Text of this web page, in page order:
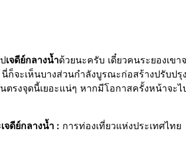
เจดีย์กลางน้ำด้วยนะครับ เดี๋ยวคนระยองเขา
ก็จะเห็นบางส่วนกำลังบูรณะก่อสร้างปรับป
รงจุดนี้เยอะแน่ๆ หากมีโอกาสครั้งหน้าจะ
ดีย์กลางน้ำ : การท่องเที่ยวแห่งประเทศไทย